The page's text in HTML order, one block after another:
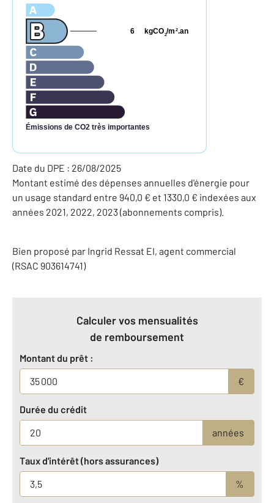
Émissions de CO2 très importantes
kgCO2/m 2.an
6
Date du DPE : 26/08/2025
Montant estimé des dépenses annuelles d'énergie pour
un usage standard entre 940,0 € et 1330,0 € indexées aux
années 2021, 2022, 2023 (abonnements compris).
Bien proposé par Ingrid Ressat EI, agent commercial
(RSAC 903614741)
Calculer vos mensualités
de remboursement
Montant du prêt :
€
Durée du crédit
années
Taux d'intérêt (hors assurances)
%